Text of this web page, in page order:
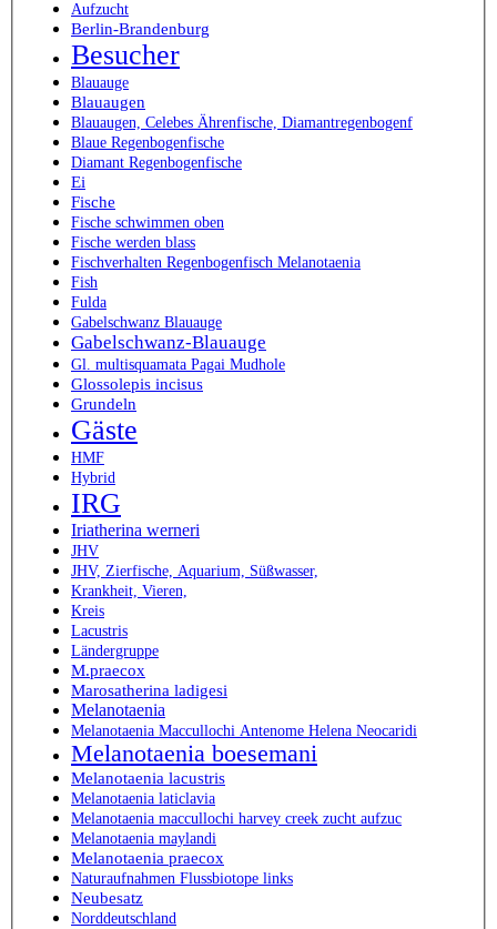
Aufzucht
Berlin-Brandenburg
Besucher
Blauauge
Blauaugen
Blauaugen, Celebes Ährenfische, Diamantregenbogenf
Blaue Regenbogenfische
Diamant Regenbogenfische
Ei
Fische
Fische schwimmen oben
Fische werden blass
Fischverhalten Regenbogenfisch Melanotaenia
Fish
Fulda
Gabelschwanz Blauauge
Gabelschwanz-Blauauge
Gl. multisquamata Pagai Mudhole
Glossolepis incisus
Grundeln
Gäste
HMF
Hybrid
IRG
Iriatherina werneri
JHV
JHV, Zierfische, Aquarium, Süßwasser,
Krankheit, Vieren,
Kreis
Lacustris
Ländergruppe
M.praecox
Marosatherina ladigesi
Melanotaenia
Melanotaenia Maccullochi Antenome Helena Neocaridi
Melanotaenia boesemani
Melanotaenia lacustris
Melanotaenia laticlavia
Melanotaenia maccullochi harvey creek zucht aufzuc
Melanotaenia maylandi
Melanotaenia praecox
Naturaufnahmen Flussbiotope links
Neubesatz
Norddeutschland